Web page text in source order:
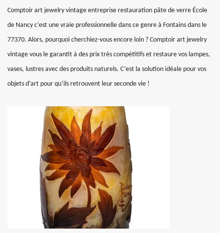
Comptoir art jewelry vintage entreprise restauration pâte de verre École
de Nancy c’est une vraie professionnelle dans ce genre à Fontains dans le
77370. Alors, pourquoi cherchiez-vous encore loin ? Comptoir art jewelry
vintage vous le garantit à des prix très compétitifs et restaure vos lampes,
vases, lustres avec des produits naturels. C’est la solution idéale pour vos
objets d’art pour qu’ils retrouvent leur seconde vie !